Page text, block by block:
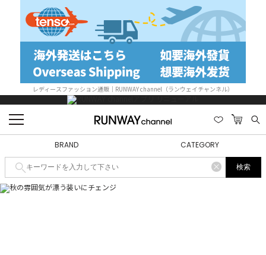
レディースファッション通販｜RUNWAY channel（ランウェイチャンネル）
BRAND CATEGORY